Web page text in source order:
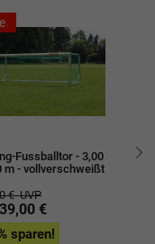
Fussballtor - 3,00
m - vollverschweißt
€UVP
€
sparen!